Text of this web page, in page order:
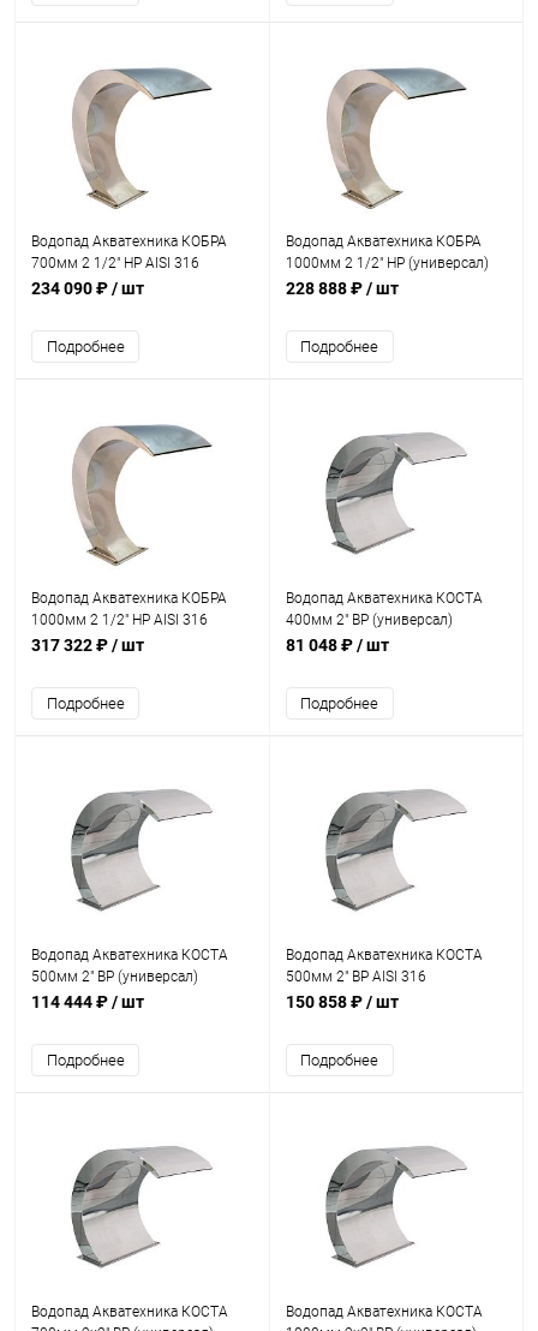
Водопад Акватехника КОБРА
700мм 2 1/2" НР AISI 316
(универсал) (AT01.05M)
234 090 ₽/ шт
Подробнее
Водопад Акватехника КОБРА
1000мм 2 1/2" НР (универсал)
(AT01.06)
228 888 ₽/ шт
Подробнее
Водопад Акватехника КОБРА
1000мм 2 1/2" НР AISI 316
(универсал) (AT01.06M)
317 322 ₽/ шт
Подробнее
Водопад Акватехника КОСТА
400мм 2" ВР (универсал)
(AT01.07)
81 048 ₽/ шт
Подробнее
Водопад Акватехника КОСТА
500мм 2" ВР (универсал)
(AT01.08)
114 444 ₽/ шт
Подробнее
Водопад Акватехника КОСТА
500мм 2" ВР AISI 316
(универсал) (AT01.08M)
150 858 ₽/ шт
Подробнее
Водопад Акватехника КОСТА
Водопад Акватехника КОСТА